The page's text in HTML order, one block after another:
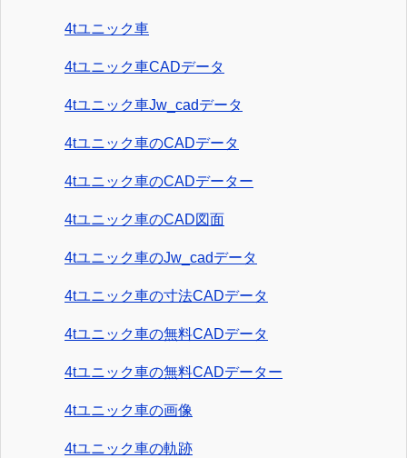
4tユニック車
4tユニック車CADデータ
4tユニック車Jw_cadデータ
4tユニック車のCADデータ
4tユニック車のCADデーター
4tユニック車のCAD図面
4tユニック車のJw_cadデータ
4tユニック車の寸法CADデータ
4tユニック車の無料CADデータ
4tユニック車の無料CADデーター
4tユニック車の画像
4tユニック車の軌跡